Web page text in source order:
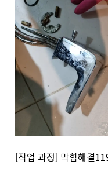
[작업 과정] 막힘해결